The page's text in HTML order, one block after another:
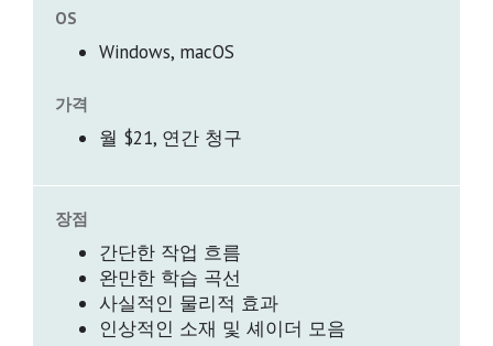
OS
Windows, macOS
가격
월 $21, 연간 청구
장점
간단한 작업 흐름
완만한 학습 곡선
사실적인 물리적 효과
인상적인 소재 및 셰이더 모음